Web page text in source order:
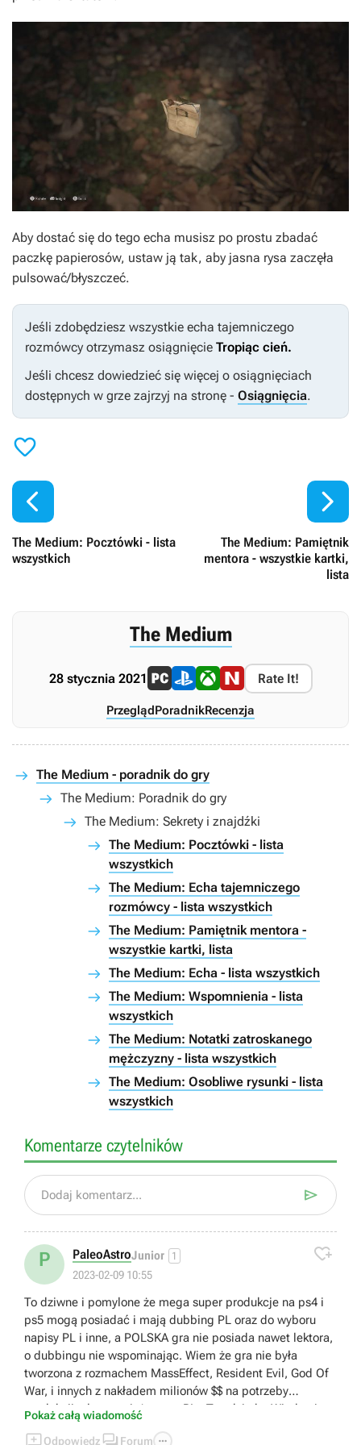
Aby dostać się do tego echa musisz po prostu zbadać
paczkę papierosów, ustaw ją tak, aby jasna rysa zaczęła
pulsować/błyszczeć.
Jeśli zdobędziesz wszystkie echa tajemniczego
rozmówcy otrzymasz osiągnięcie Tropiąc cień.
Jeśli chcesz dowiedzieć się więcej o osiągnięciach
dostępnych w grze zajrzyj na stronę - Osiągnięcia.


The Medium: Pocztówki - lista
wszystkich
The Medium: Pamiętnik
mentora - wszystkie kartki,
lista

The Medium
28 stycznia 2021 Rate It!
PrzeglądPoradnikRecenzja
The Medium - poradnik do gry
The Medium: Poradnik do gry
The Medium: Sekrety i znajdźki
The Medium: Pocztówki - lista
wszystkich
The Medium: Echa tajemniczego
rozmówcy - lista wszystkich
The Medium: Pamiętnik mentora -
wszystkie kartki, lista
The Medium: Echa - lista wszystkich
The Medium: Wspomnienia - lista
wszystkich
The Medium: Notatki zatroskanego
mężczyzny - lista wszystkich
The Medium: Osobliwe rysunki - lista
wszystkich
Komentarze czytelników
Dodaj komentarz... 
P PaleoAstroJunior 1
2023-02-09 10:55

To dziwne i pomylone że mega super produkcje na ps4 i
ps5 mogą posiadać i mają dubbing PL oraz do wyboru
napisy PL i inne, a POLSKA gra nie posiada nawet lektora,
o dubbingu nie wspominając. Wiem że gra nie była
tworzona z rozmachem MassEffect, Resident Evil, God Of
War, i innych z nakładem milionów $$ na potrzeby
produkcji, ale przecież to gra PL.. To tak ja by Wiedzmin
był tylko po angielsku albo Cyber Punk 2077 nie zawierał
Pokaż całą wiadomość
Odpowiedz Forum 